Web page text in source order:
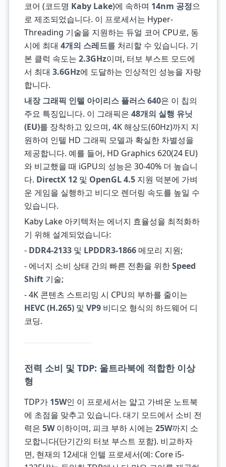
코어 (코드명 Kaby Lake)에 속하며 14nm 공정으
로 제조되었습니다. 이 프로세서는 Hyper-
Threading 기술을 지원하는 듀얼 코어 CPU로, 동
시에 최대 4개의 스레드를 처리할 수 있습니다. 기
본 클럭 속도는 2.3GHz이며, 터보 부스트 모드에
서 최대 3.6GHz에 도달하는 인상적인 성능을 자랑
합니다.
내장 그래픽 인텔 아이리스 플러스 640은 이 칩의
주요 특징입니다. 이 그래픽은 48개의 실행 유닛
(EU)를 장착하고 있으며, 4K 해상도(60Hz)까지 지
원하여 인텔 HD 그래픽 모델과 확실한 차별성을
제공합니다. 예를 들어, HD Graphics 620(24 EU)
와 비교했을 때 iGPU의 성능은 30-40% 더 높습니
다. DirectX 12및 OpenGL 4.5지원 덕분에 가벼
운 게임을 실행하고 비디오 렌더링 속도를 높일 수
있습니다.
Kaby Lake 아키텍처는 에너지 효율성을 최적화하
기 위해 설계되었습니다:
- DDR4-2133및 LPDDR3-1866메모리 지원;
- 에너지 소비 상태 간의 빠른 전환을 위한Speed
Shift기술;
- 4K 콘텐츠 스트리밍 시 CPU의 부하를 줄이는
HEVC (H.265)및 VP9비디오 형식의 하드웨어 디
코딩.
전력 소비 및 TDP: 울트라북에 적합한 이상
형
TDP가 15W인 이 프로세서는 얇고 가벼운 노트북
에 초점을 맞추고 있습니다. 대기 모드에서 소비 전
력은 5W이하이며, 피크 부하 시에는 25W까지 소
모합니다(단기간의 터보 부스트 포함). 비교하자
면, 현재의 12세대 인텔 프로세서(예: Core i5-